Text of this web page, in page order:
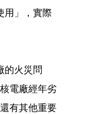
用」，實際
的火災問
電廠經年劣
有其他重要